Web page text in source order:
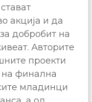
акција и да
добробит на
Авторите
проекти
на финална
младинци